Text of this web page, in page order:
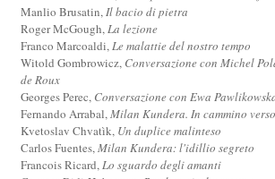
Manlio Brusatin,Il bacio di pietra
Roger McGough,La lezione
Franco Marcoaldi,Le malattie del nostro tempo
Witold Gombrowicz, Conversazione con Michel
de Roux
Georges Perec, Conversazione con Ewa
Fernando Arrabal,Milan Kundera. In cammino
Kvetoslav Chvatìk, Un duplice malinteso
Carlos Fuentes,Milan Kundera: l'idillio segreto
Francois Ricard,Lo sguardo degli amanti